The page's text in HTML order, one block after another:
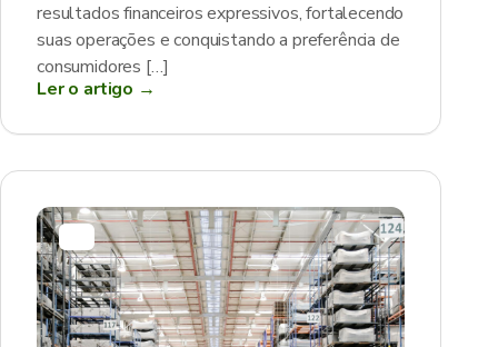
resultados financeiros expressivos, fortalecendo
suas operações e conquistando a preferência de
consumidores […]
Ler o artigo →